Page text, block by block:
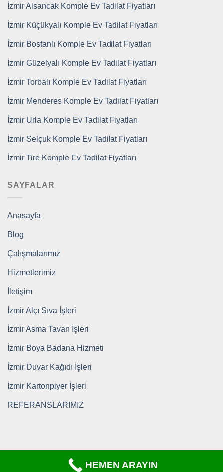
İzmir Alsancak Komple Ev Tadilat Fiyatları
İzmir Küçükyalı Komple Ev Tadilat Fiyatları
İzmir Bostanlı Komple Ev Tadilat Fiyatları
İzmir Güzelyalı Komple Ev Tadilat Fiyatları
İzmir Torbalı Komple Ev Tadilat Fiyatları
İzmir Menderes Komple Ev Tadilat Fiyatları
İzmir Urla Komple Ev Tadilat Fiyatları
İzmir Selçuk Komple Ev Tadilat Fiyatları
İzmir Tire Komple Ev Tadilat Fiyatları
SAYFALAR
Anasayfa
Blog
Çalışmalarımız
Hizmetlerimiz
İletişim
İzmir Alçı Sıva İşleri
İzmir Asma Tavan İşleri
İzmir Boya Badana Hizmeti
İzmir Duvar Kağıdı İşleri
İzmir Kartonpiyer İşleri
REFERANSLARIMIZ
Copyright 2026 ©https://www.tadilatkomple.com/
HEMEN ARAYIN